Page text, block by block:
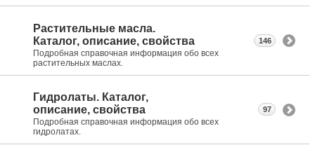
Растительные масла.
Каталог, описание, свойства
Подробная справочная информация обо всех
растительных маслах.
146
Гидролаты. Каталог,
описание, свойства
Подробная справочная информация обо всех
гидролатах.
97